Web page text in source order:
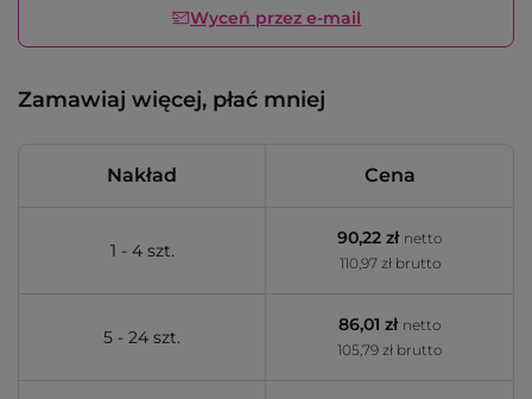
Wyceń przez e-mail
Zamawiaj więcej, płać mniej
Nakład Cena
1 - 4 szt.
90,22 zł netto
110,97 zł brutto
5 - 24 szt.
86,01 zł netto
105,79 zł brutto